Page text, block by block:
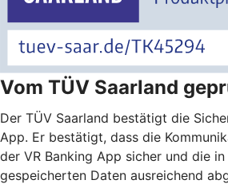
Vom TÜV Saarland
Der TÜV Saarland bestätigt die
App. Er bestätigt, dass die
der VR Banking App sicher und die
gespeicherten Daten ausreichend